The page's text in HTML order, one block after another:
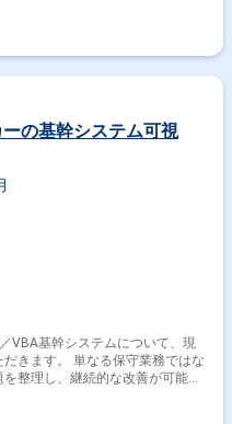
の基幹システム可視
VBA基幹システムについて、現
きます。 単なる保守業務ではな
整理し、継続的な改善が可能な
テーブル・クエリ・フォーム・